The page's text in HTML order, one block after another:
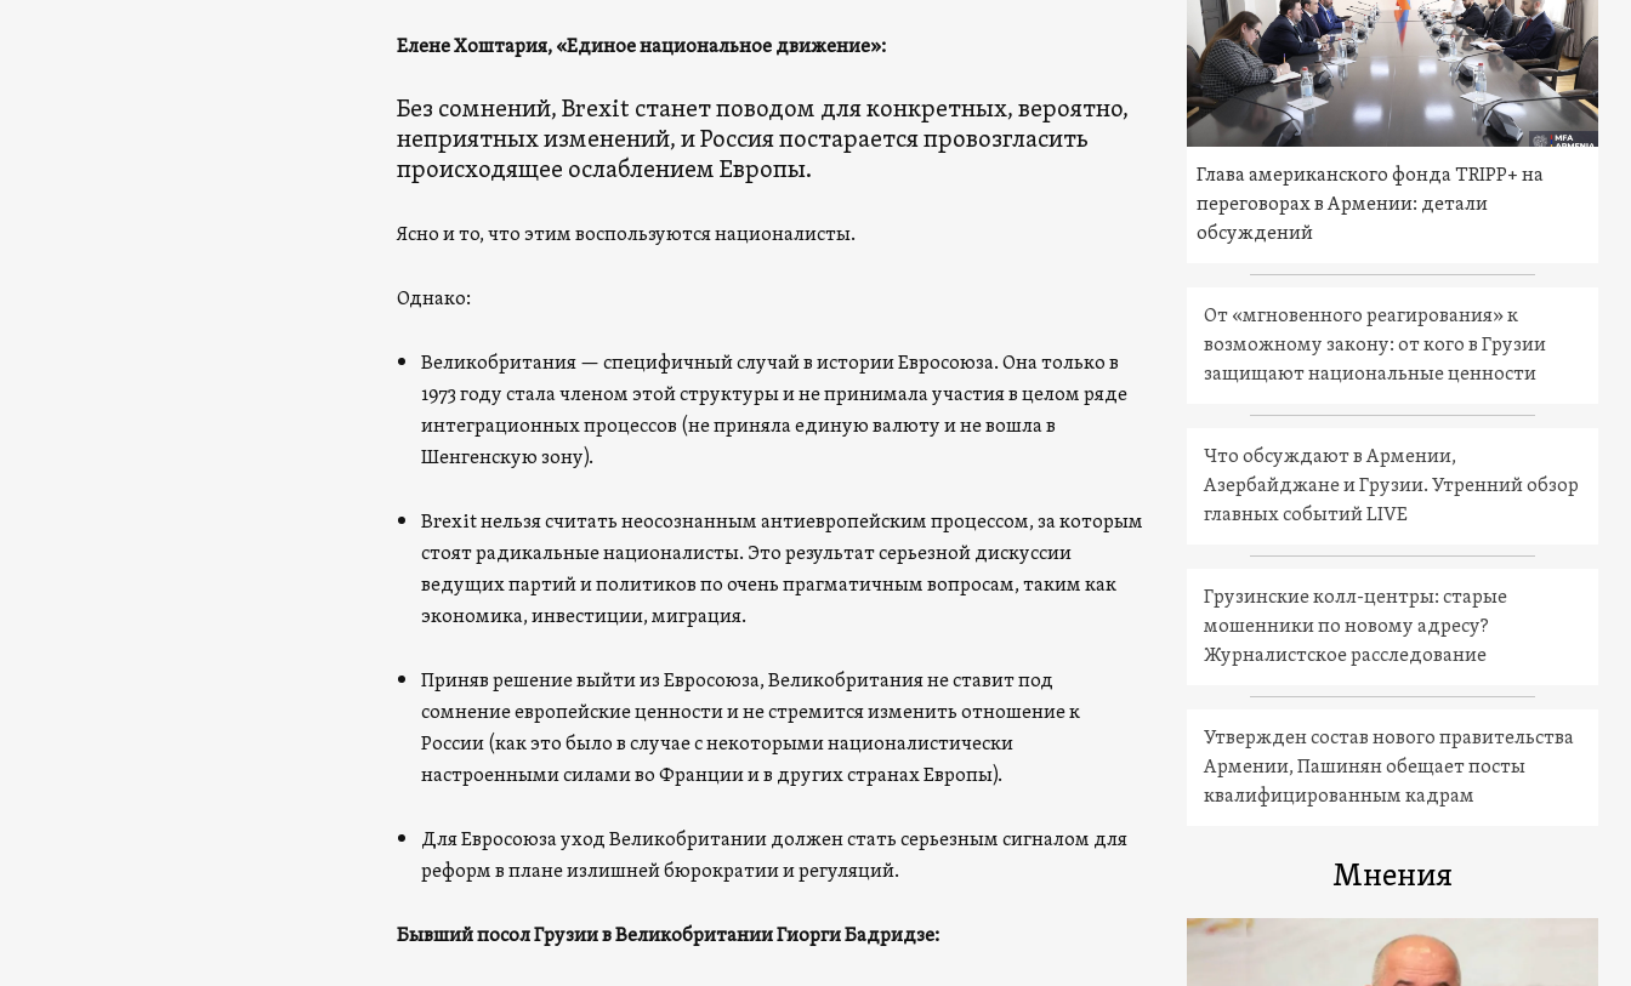
Елене Хоштария, «Единое национальное движение»:
Без сомнений, Brexit станет поводом для конкретных, вероятно,
неприятных изменений, и Россия постарается провозгласить
происходящее ослаблением Европы.
Ясно и то, что этим воспользуются националисты.
Однако:
Великобритания — специфичный случай в истории Евросоюза. Она только в
1973 году стала членом этой структуры и не принимала участия в целом ряде
интеграционных процессов (не приняла единую валюту и не вошла в
Шенгенскую зону).
Brexit нельзя считать неосознанным антиевропейским процессом, за которым
стоят радикальные националисты. Это результат серьезной дискуссии
ведущих партий и политиков по очень прагматичным вопросам, таким как
экономика, инвестиции, миграция.
Приняв решение выйти из Евросоюза, Великобритания не ставит под
сомнение европейские ценности и не стремится изменить отношение к
России (как это было в случае с некоторыми националистически
настроенными силами во Франции и в других странах Европы).
Для Евросоюза уход Великобритании должен стать серьезным сигналом для
реформ в плане излишней бюрократии и регуляций.
Бывший посол Грузии в Великобритании Гиорги Бадридзе:
Глава американского фонда TRIPP+ на
переговорах в Армении: детали
обсуждений
От «мгновенного реагирования» к
возможному закону: от кого в Грузии
защищают национальные ценности
Что обсуждают в Армении,
Азербайджане и Грузии. Утренний обзор
главных событий LIVE
Грузинские колл-центры: старые
мошенники по новому адресу?
Журналистское расследование
Утвержден состав нового правительства
Армении, Пашинян обещает посты
квалифицированным кадрам
Мнения